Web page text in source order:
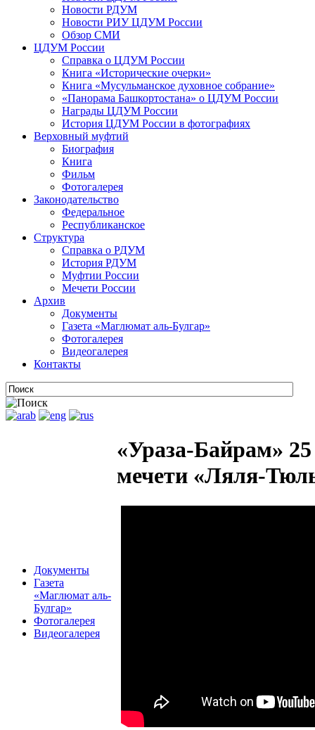
Новости РДУМ
Новости РИУ ЦДУМ России
Обзор СМИ
ЦДУМ России
Справка о ЦДУМ России
Книга «Исторические очерки»
Книга «Мусульманское духовное собрание»
«Панорама Башкортостана» о ЦДУМ России
Награды ЦДУМ России
История ЦДУМ России в фотографиях
Верховный муфтий
Биография
Книга
Фильм
Фотогалерея
Законодательство
Федеральное
Республиканское
Структура
Справка о РДУМ
История РДУМ
Муфтии России
Мечети России
Архив
Документы
Газета «Маглюмат аль-Булгар»
Фотогалерея
Видеогалерея
Контакты
Документы
Газета
«Маглюмат аль-
Булгар»
Фотогалерея
Видеогалерея
«Ураза-Байрам»
мечети «Ляля-